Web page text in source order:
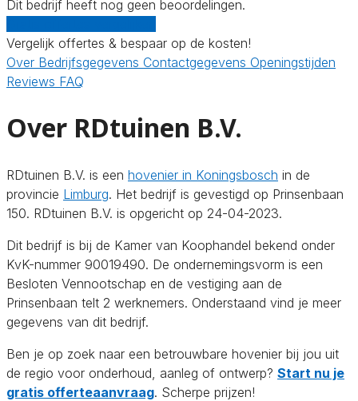
Dit bedrijf heeft nog geen beoordelingen.
Vergelijk offertes & bespaar op de kosten!
Over Bedrijfsgegevens Contactgegevens Openingstijden
Reviews FAQ
Over RDtuinen B.V.
RDtuinen B.V. is een hovenier in Koningsbosch in de
provincie Limburg. Het bedrijf is gevestigd op Prinsenbaan
150. RDtuinen B.V. is opgericht op 24-04-2023.
Dit bedrijf is bij de Kamer van Koophandel bekend onder
KvK-nummer 90019490. De ondernemingsvorm is een
Besloten Vennootschap en de vestiging aan de
Prinsenbaan telt 2 werknemers. Onderstaand vind je meer
gegevens van dit bedrijf.
Ben je op zoek naar een betrouwbare hovenier bij jou uit
de regio voor onderhoud, aanleg of ontwerp? Start nu je
gratis offerteaanvraag. Scherpe prijzen!